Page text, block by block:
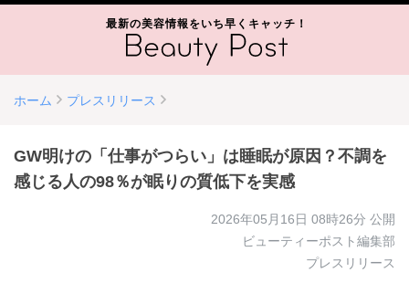
最新の美容情報をいち早くキャッチ！
ホーム プレスリリース
GW明けの「仕事がつらい」は睡眠が原因？不調を
感じる人の98％が眠りの質低下を実感
2026年05月16日 08時26分 公開
ビューティーポスト編集部
プレスリリース